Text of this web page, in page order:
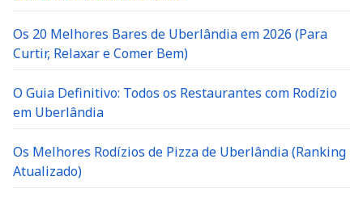
Os 20 Melhores Bares de Uberlândia em 2026 (Para
Curtir, Relaxar e Comer Bem)
O Guia Definitivo: Todos os Restaurantes com Rodízio
em Uberlândia
Os Melhores Rodízios de Pizza de Uberlândia (Ranking
Atualizado)